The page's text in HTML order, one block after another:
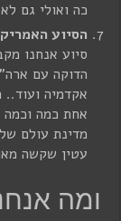
כה ואולי גם
הסיוע
סיוע אנחנו
הדוקה עם
אקדמיה
אחת כמה וכמה
מדינת עולם
עטין שקשה
ומה